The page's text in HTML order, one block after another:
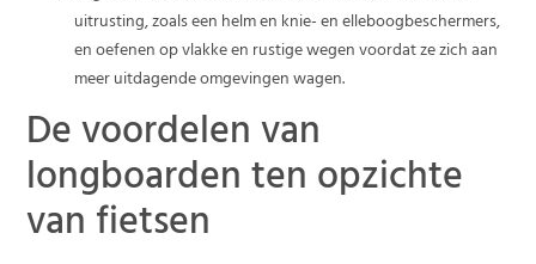
uitrusting, zoals een helm en knie- en elleboogbeschermers,
en oefenen op vlakke en rustige wegen voordat ze zich aan
meer uitdagende omgevingen wagen.
De voordelen van
longboarden ten opzichte
van fietsen